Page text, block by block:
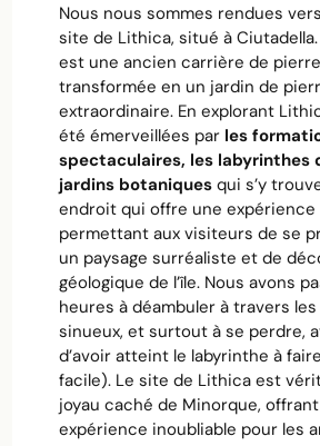
Nous nous sommes rendues
site de Lithica, situé à
est une ancien carrière de
transformée en un jardin de
extraordinaire. En explorant
été émerveillées par les
spectaculaires, les labyrinthes
jardins botaniques qui s’y
endroit qui offre une expérience
permettant aux visiteurs de se
un paysage surréaliste et de
géologique de l’île. Nous avons
heures à déambuler à travers
sinueux, et surtout à se perdre,
d’avoir atteint le labyrinthe à
facile). Le site de Lithica est
joyau caché de Minorque,
expérience inoubliable pour les